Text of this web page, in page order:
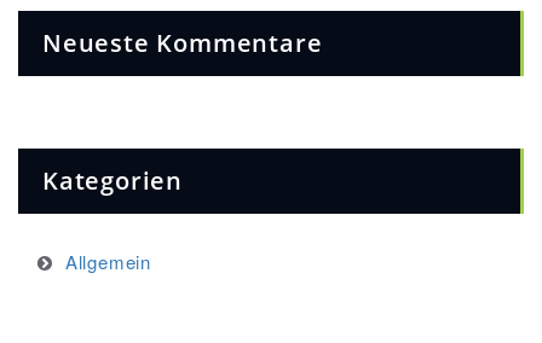
Neueste Kommentare
Kategorien
Allgemein